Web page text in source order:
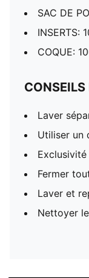
SAC DE
INSERTS:
COQUE:
CONSEILS
Laver
Utiliser un
Fermer
Laver et
Nettoyer